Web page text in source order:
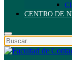
CENTRO DE